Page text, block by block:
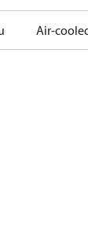
Air-